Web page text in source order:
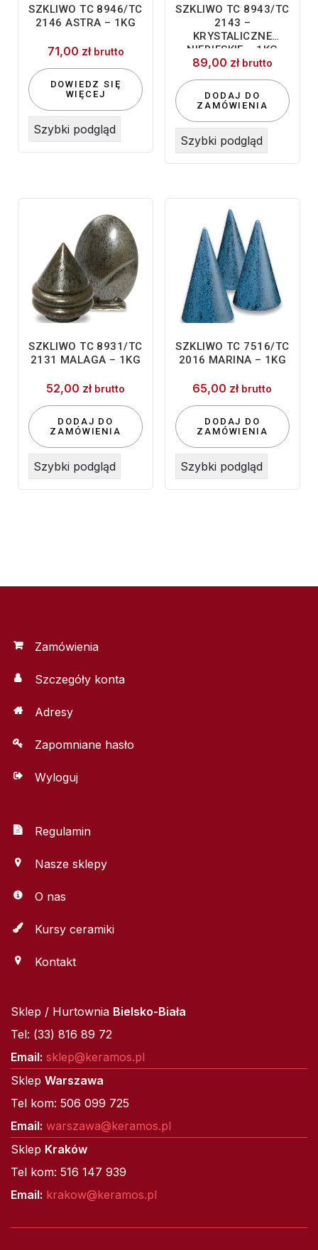
SZKLIWO TC 8946/TC
2146 ASTRA – 1KG
71,00 zł brutto
DOWIEDZ SIĘ
WIĘCEJ
Szybki podgląd
SZKLIWO TC 8943/TC
2143 –
KRYSTALICZNE
NIEBIESKIE – 1KG
89,00 zł brutto
DODAJ DO
ZAMÓWIENIA
Szybki podgląd
SZKLIWO TC 8931/TC
2131 MALAGA – 1KG
52,00 zł brutto
DODAJ DO
ZAMÓWIENIA
Szybki podgląd
SZKLIWO TC 7516/TC
2016 MARINA – 1KG
65,00 zł brutto
DODAJ DO
ZAMÓWIENIA
Szybki podgląd
Zamówienia
Szczegóły konta
Adresy
Zapomniane hasło
Wyloguj
Regulamin
Nasze sklepy
O nas
Kursy ceramiki
Kontakt
Sklep / Hurtownia Bielsko-Biała
Tel: (33) 816 89 72
Email: sklep@keramos.pl
Sklep Warszawa
Tel kom: 506 099 725
Email: warszawa@keramos.pl
Sklep Kraków
Tel kom: 516 147 939
Email: krakow@keramos.pl